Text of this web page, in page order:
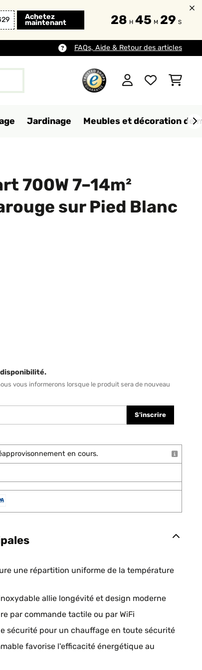
Achetez
maintenant 28 H 45 M 27 S
FAQs, Aide & Retour des articles
Jardinage Meubles et décoration de
700W 7–14m²
sur Pied Blanc
vous informerons lorsque le produit sera de nouveau
S'inscrire
en cours.
une répartition uniforme de la température
allie longévité et design moderne
par commande tactile ou par WiFi
sécurité pour un chauffage en toute sécurité
favorise l'efficacité énergétique au